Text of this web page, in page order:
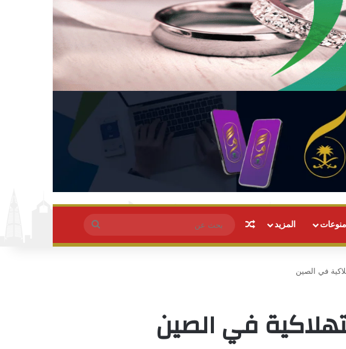
منوعات المزيد مقال عشوائي
عن
في الصين
في الصين